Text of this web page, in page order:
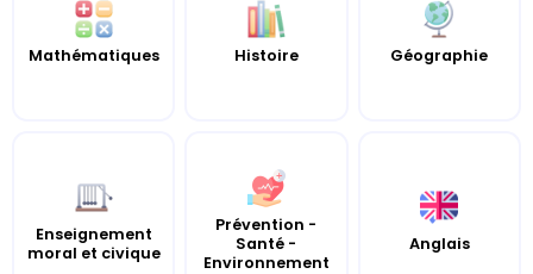
Mathématiques Histoire Géographie
Enseignement
moral et civique
Prévention -
Santé -
Environnement
Anglais